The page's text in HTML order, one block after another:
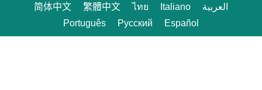
Tasas de alojamiento
Clases por la tarde para estudiantes
transferidos y actuales
简体中文
繁體中文 ไทย Italiano
العربية
Português
Русский Español